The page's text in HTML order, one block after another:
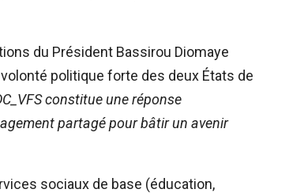
du Président Bassirou Diomaye
politique forte des deux États de
constitue une réponse
partagé pour bâtir un avenir
sociaux de base (éducation,